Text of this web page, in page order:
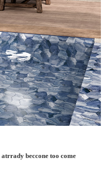
beccone too come